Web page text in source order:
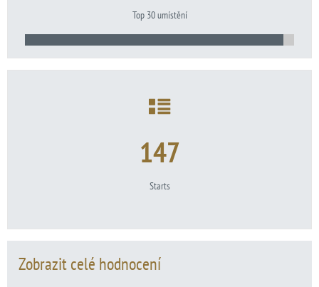
Top 30 umístění
147
Starts
Zobrazit celé hodnocení